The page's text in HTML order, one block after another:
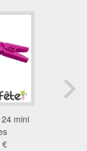
mini
€